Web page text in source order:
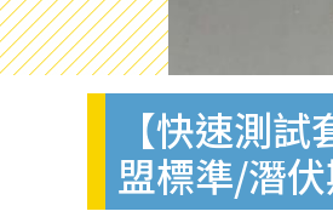
【快速測
盟標準/潛